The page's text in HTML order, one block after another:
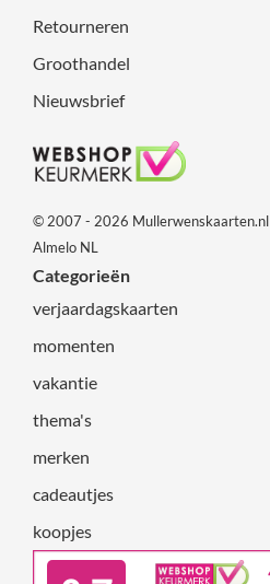
Retourneren
Groothandel
Nieuwsbrief
© 2007 - 2026 Mullerwenskaarten.nl
Almelo NL
Categorieën
verjaardagskaarten
momenten
vakantie
thema's
merken
cadeautjes
koopjes